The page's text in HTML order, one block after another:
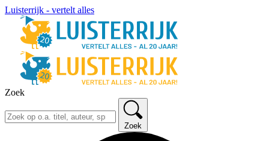
Luisterrijk - vertelt alles
Zoek
Zoek